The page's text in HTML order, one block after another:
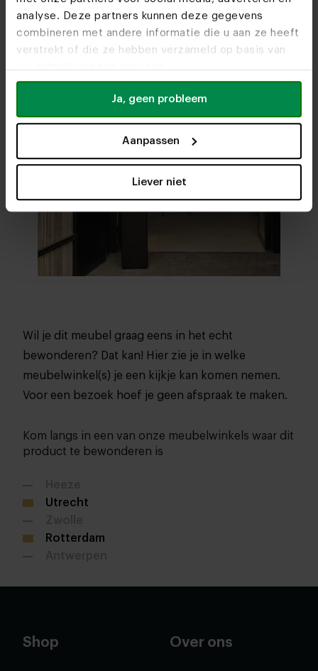
analyse. Deze partners kunnen deze gegevens
combineren met andere informatie die u aan ze heeft
verstrekt of die ze hebben verzameld op basis van
Ja, geen probleem
Aanpassen
Liever niet
Wil je dit meubel graag eens in het echt
bewonderen? Dat kan! Hier zie je in welke
meubelwinkel(s) je een kijkje kan komen nemen.
Voor een bezoek hoef je geen afspraak te maken.
Kom langs in een van onze meubelwinkels waar dit
product te bewonderen is
Utrecht
Rotterdam
Shop Over ons